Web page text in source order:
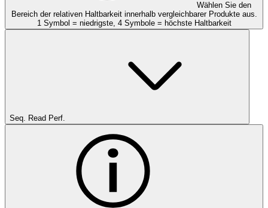
Wählen Sie den
Bereich der relativen Haltbarkeit innerhalb vergleichbarer Produkte aus.
1 Symbol = niedrigste, 4 Symbole = höchste Haltbarkeit
Seq. Read Perf.